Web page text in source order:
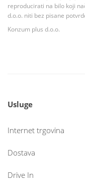
reproducirati na bilo koji
d.o.o. niti bez pisane
Konzum plus d.o.o.
Usluge
Internet trgovina
Dostava
Drive In